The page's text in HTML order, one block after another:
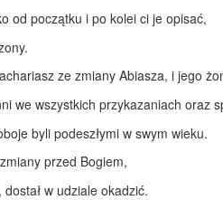
od początku i po kolei ci je opisać,
ze zmiany Abiasza, i jego
we wszystkich przykazaniach oraz
byli podeszłymi w swym wieku.
przed Bogiem,
w udziale okadzić.